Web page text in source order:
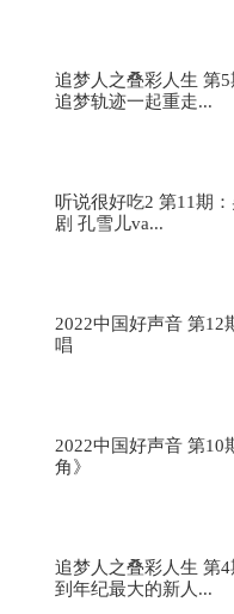
追梦人之叠彩人生 第
追梦轨迹一起重走...
听说很好吃2 第11期
剧 孔雪儿va...
2022中国好声音 第12
唱
2022中国好声音 第10
角》
追梦人之叠彩人生 第
到年纪最大的新人...